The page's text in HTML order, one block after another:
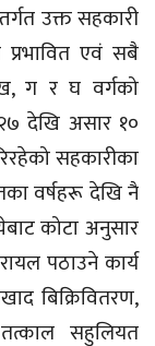
उक्त सहकारी
एवं सबै
ग र घ वर्गको
देखि असार १०
सहकारीका
वर्षहरू देखि नै
कोटा अनुसार
पठाउने कार्य
बिक्रिवितरण,
सहुलियत